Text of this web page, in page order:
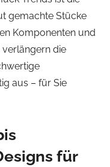
gemachte Stücke
Komponenten und
die
aus – für Sie
für